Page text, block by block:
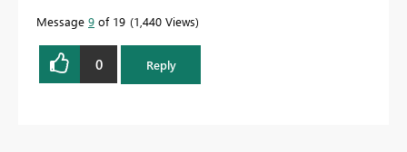
Message 9 of 19 1,440 Views
0 Reply